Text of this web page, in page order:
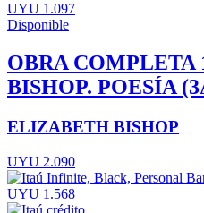
UYU 1.097
Disponible
OBRA
BISHOP. POESÍA
ELIZABETH BISHOP
UYU 2.090
UYU 1.568